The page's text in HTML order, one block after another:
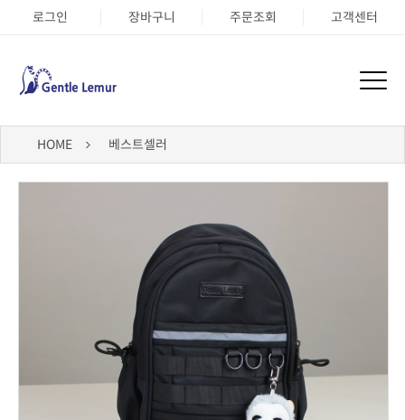
로그인 장바구니 주문조회 고객센터
HOME 베스트셀러